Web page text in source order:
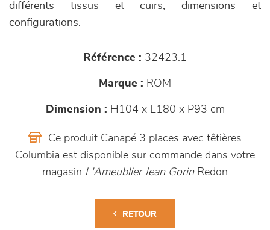
différents tissus et cuirs, dimensions et
configurations.
Référence : 32423.1
Marque : ROM
Dimension : H104 x L180 x P93 cm
Ce produit Canapé 3 places avec têtières
Columbia est disponible sur commande dans votre
magasin L'Ameublier Jean GorinRedon
RETOUR